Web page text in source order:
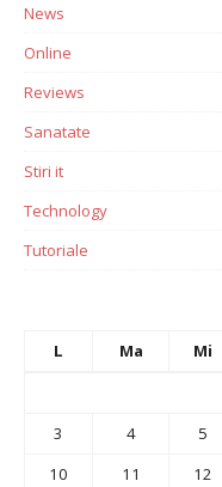
News
Online
Reviews
Sanatate
Stiri it
Technology
Tutoriale
L
Ma Mi
3
4 5
10
11 12